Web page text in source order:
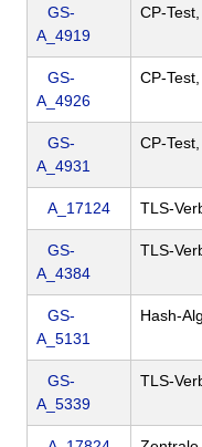
GS-
A_4919
CP-
GS-
A_4926
CP-
GS-
A_4931
CP-
A_17124 TLS-
GS-
A_4384
TLS-
GS-
A_5131
Hash-
GS-
A_5339
TLS-